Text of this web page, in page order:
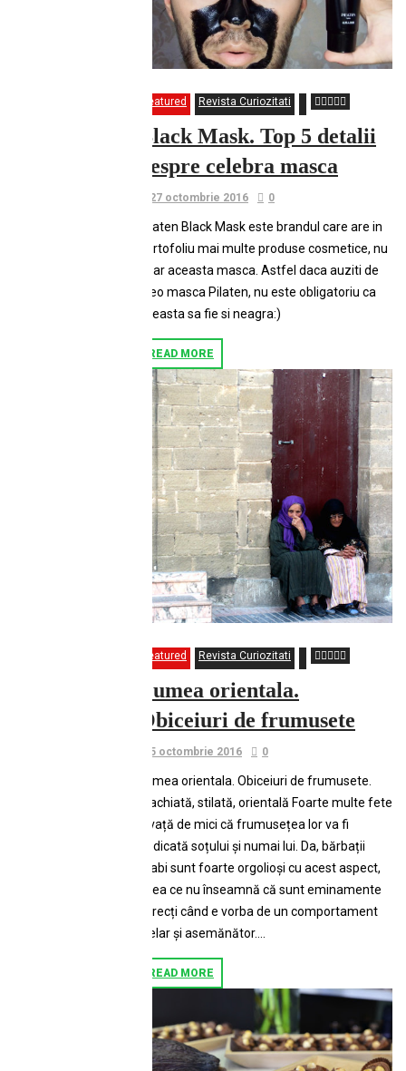
Featured Revista Curiozitati
Black Mask. Top 5 detalii
despre celebra masca
27 octombrie 2016 0
Pilaten Black Mask este brandul care are in
portofoliu mai multe produse cosmetice, nu
doar aceasta masca. Astfel daca auziti de
vreo masca Pilaten, nu este obligatoriu ca
aceasta sa fie si neagra:)
READ MORE
Featured Revista Curiozitati
Lumea orientala.
Obiceiuri de frumusete
5 octombrie 2016 0
Lumea orientala. Obiceiuri de frumusete.
Machiată, stilată, orientală Foarte multe fete
învață de mici că frumusețea lor va fi
dedicată soțului și numai lui. Da, bărbații
arabi sunt foarte orgolioși cu acest aspect,
ceea ce nu înseamnă că sunt eminamente
corecți când e vorba de un comportament
inelar și asemănător....
READ MORE